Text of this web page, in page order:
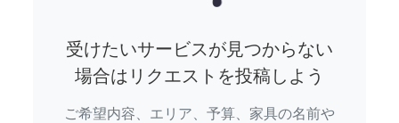
受けたいサービスが見つからない
場合はリクエストを投稿しよう
ご希望内容、エリア、予算、家具の名前や